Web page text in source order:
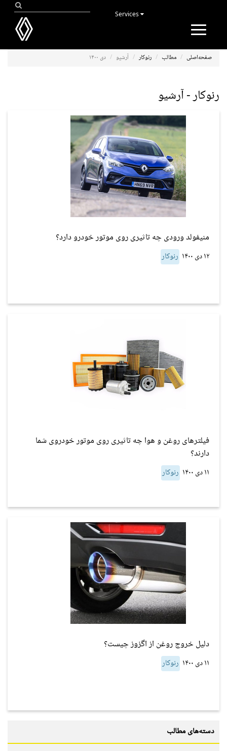
Toggle
صفحه‌اصلی مطالب رنوکار آرشیو دی ۱۴۰۰
رنوکار - آرشیو
منیفولد ورودی چه تاثیری روی موتور خودرو دارد؟
۱۲ دی ۱۴۰۰ رنوکار
فیلترهای روغن و هوا چه تاثیری روی موتور خودروی شما
دارند؟
۱۱ دی ۱۴۰۰ رنوکار
دلیل خروج روغن از اگزوز چیست؟
۱۱ دی ۱۴۰۰ رنوکار
دسته‌های مطالب